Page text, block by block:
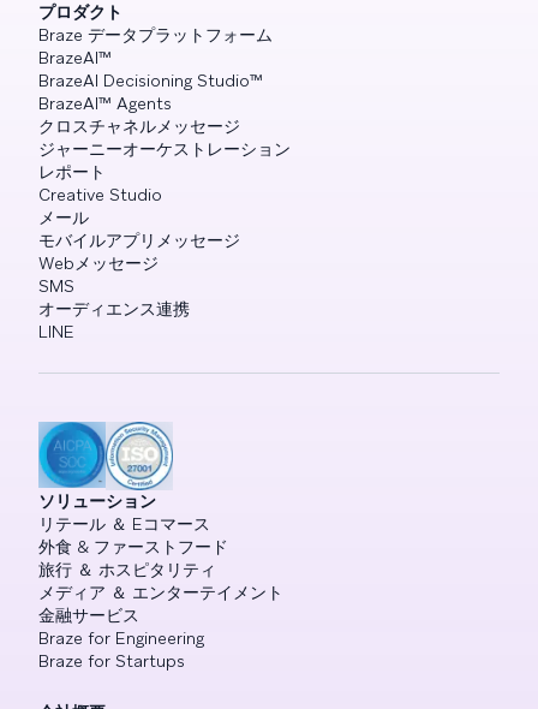
プロダクト
Braze データプラットフォーム
BrazeAI™
BrazeAI Decisioning Studio™
BrazeAI™ Agents
クロスチャネルメッセージ
ジャーニーオーケストレーション
レポート
Creative Studio
メール
モバイルアプリメッセージ
Webメッセージ
SMS
オーディエンス連携
LINE
ソリューション
リテール ＆ Eコマース
外食 & ファーストフード
旅行 ＆ ホスピタリティ
メディア ＆ エンターテイメント
金融サービス
Braze for Engineering
Braze for Startups